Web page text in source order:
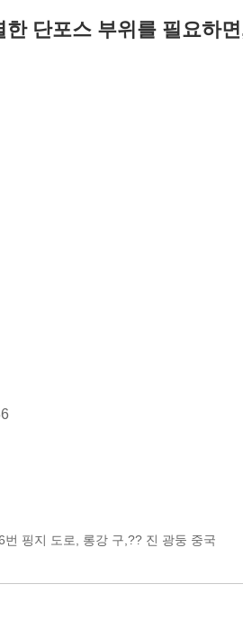
한 단포스 부위를 필요하
번 핑지 도로, 롱강 구,?? 진 광둥 중국